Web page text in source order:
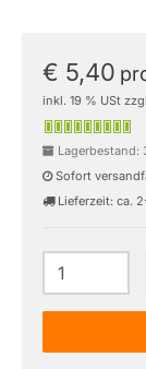
€ 5,40
inkl. 19 % USt
Lagerbestand:
Sofort
Lieferzeit: ca.